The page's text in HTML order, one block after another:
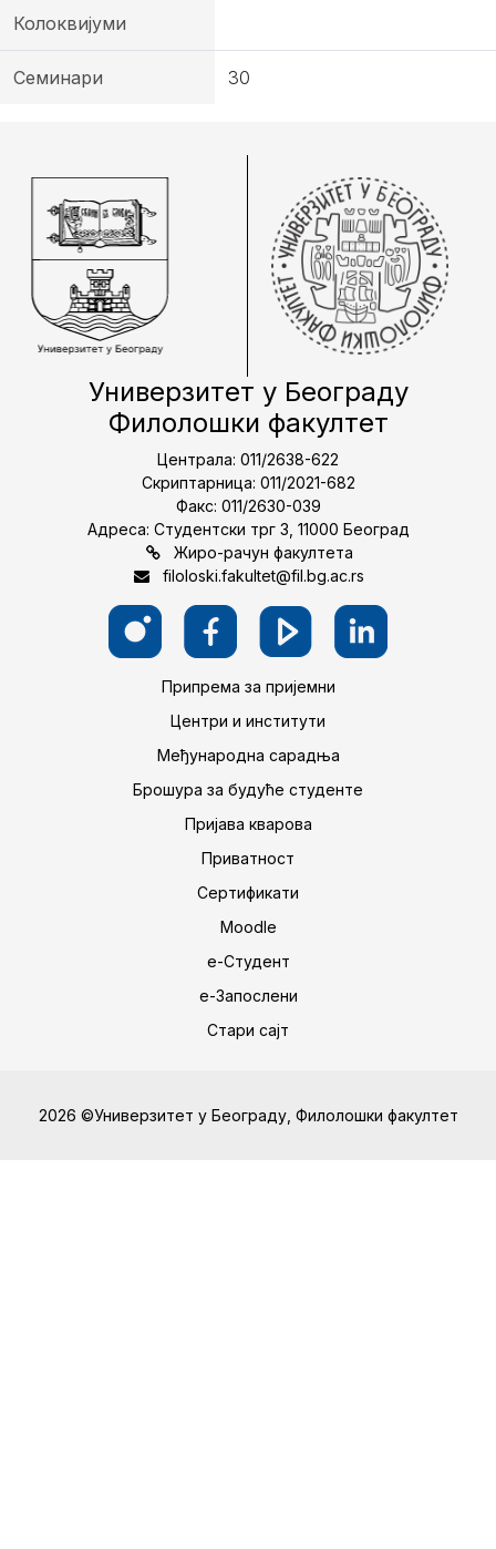
Колоквијуми
Семинари 30
Универзитет у Београду
Филолошки факултет
Централа: 011/2638-622
Скриптарница: 011/2021-682
Факс: 011/2630-039
Адреса: Студентски трг 3, 11000 Београд
Жиро-рачун факултета
filoloski.fakultet@fil.bg.ac.rs
Припрема за пријемни
Центри и институти
Међународна сарадња
Брошура за будуће студенте
Пријава кварова
Приватност
Сертификати
Moodle
е-Студент
е-Запослени
Стари сајт
2026 ©Универзитет у Београду, Филолошки факултет